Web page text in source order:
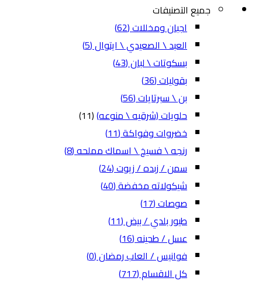
جميع التصنيفات
اجبان ومخللات(62)
العبد \ الصعيدي \ ايتوال(5)
بسكوتات \ لبان(43)
بقوليات(36)
بن \ سبرتايات(56)
حلويات (شرقيه \ منوعه)(11)
خضروات وفواكة(11)
رنجه \ فسيخ \ اسماك مملحه(8)
سمن / زبده / زيوت(24)
شيكولاته مخفضة(40)
صوصات(17)
طيور بلدي / بيض(11)
عسل / طحينه(16)
فوانيس / العاب رمضان(0)
كل الاقسام(717)